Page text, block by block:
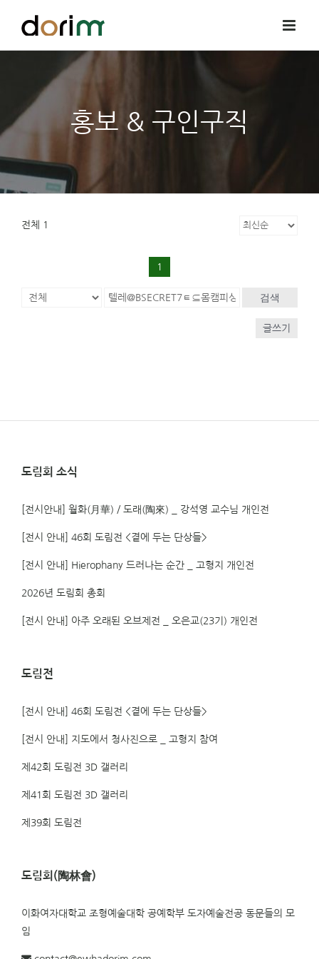
홍보 & 구인구직
전체 1
1
검색
글쓰기
도림회 소식
[전시안내] 월화(月華) / 도래(陶來) _ 강석영 교수님 개인전
[전시 안내] 46회 도림전 <곁에 두는 단상들>
[전시 안내] Hierophany 드러나는 순간 _ 고형지 개인전
2026년 도림회 총회
[전시 안내] 아주 오래된 오브제전 _ 오은교(23기) 개인전
도림전
[전시 안내] 46회 도림전 <곁에 두는 단상들>
[전시 안내] 지도에서 청사진으로 _ 고형지 참여
제42회 도림전 3D 갤러리
제41회 도림전 3D 갤러리
제39회 도림전
도림회(陶林會)
이화여자대학교 조형예술대학 공예학부 도자예술전공 동문들의 모
임